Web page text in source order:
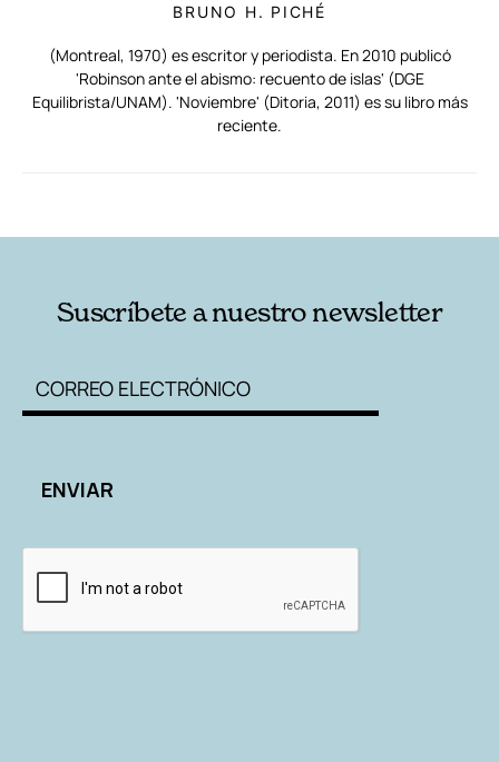
BRUNO H. PICHÉ
(Montreal, 1970) es escritor y periodista. En 2010 publicó
'Robinson ante el abismo: recuento de islas' (DGE
Equilibrista/UNAM). 'Noviembre' (Ditoria, 2011) es su libro más
reciente.
Suscríbete a nuestro newsletter